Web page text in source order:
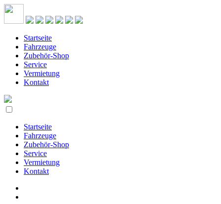
Startseite
Fahrzeuge
Zubehör-Shop
Service
Vermietung
Kontakt
Startseite
Fahrzeuge
Zubehör-Shop
Service
Vermietung
Kontakt